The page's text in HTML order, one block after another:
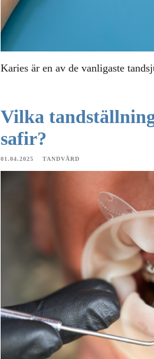
Karies är en av de vanligaste
Vilka
safir?
01.04.2025 TANDVÅRD